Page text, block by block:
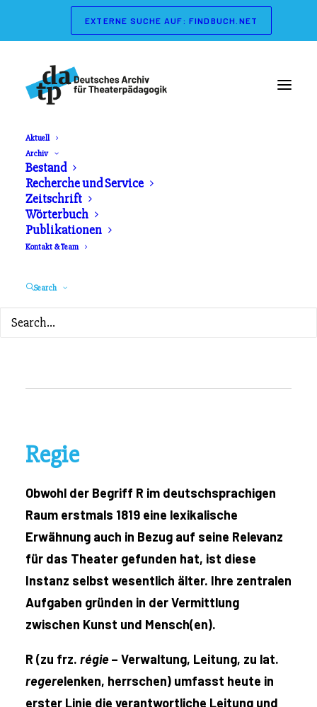
EXTERNE SUCHE AUF: FINDBUCH.NET
Aktuell
Archiv
Bestand
Recherche und Service
Zeitschrift
Wörterbuch
Publikationen
Kontakt & Team
Search
Wörterbuch der
Theaterpädagogik
Herausgeber: Gerd Koch, Marianne Streisand.
ZURÜCK ZUM INHALTSVERZEICHNIS
Regie
Obwohl der Begriff R im deutschsprachigen
Raum erstmals 1819 eine lexikalische
Erwähnung auch in Bezug auf seine Relevanz
für das Theater gefunden hat, ist diese
Instanz selbst wesentlich älter. Ihre zentralen
Aufgaben gründen in der Vermittlung
zwischen Kunst und Mensch(en).
R (zu frz. régie– Verwaltung, Leitung, zu lat.
regerelenken, herrschen) umfasst heute in
erster Linie die verantwortliche Leitung und